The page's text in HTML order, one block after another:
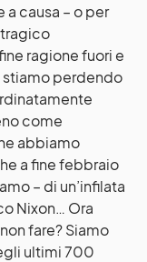
a causa – o per
ragione fuori e
stiamo perdendo
come
abbiamo
a fine febbraio
– di un’infilata
Nixon… Ora
fare? Siamo
ultimi 700